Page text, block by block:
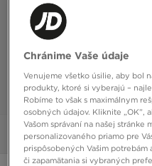
Obrázky
Chránime Vaše údaje
Venujeme všetko úsilie, aby bol
produkty, ktoré si vyberajú –
Robíme to však s maximálnym
osobných údajov. Kliknite „OK”,
Vašom správaní na našej stránke
personalizovaného priamo pre
prispôsobených Vašim
či zapamätania si vybraných